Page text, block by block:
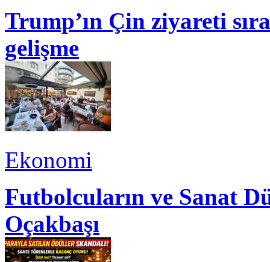
Trump’ın Çin ziyareti
gelişme
Ekonomi
Futbolcuların ve Sanat
Oçakbaşı